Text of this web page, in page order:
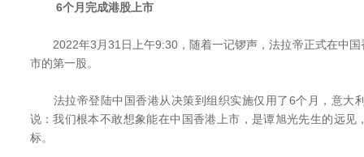
6个月完成港股上市
2022年3月31日上午9:30，随着一记锣声，法拉帝正式在中国
市的第一股。
法拉帝登陆中国香港从决策到组织实施仅用了6个月，意大
说：我们根本不敢想象能在中国香港上市，是谭旭光先生的远见
标。